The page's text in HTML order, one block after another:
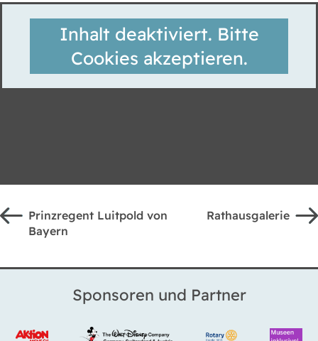
Inhalt deaktiviert. Bitte
Cookies akzeptieren.
Prinzregent Luitpold von
Bayern
Rathausgalerie
Sponsoren und Partner